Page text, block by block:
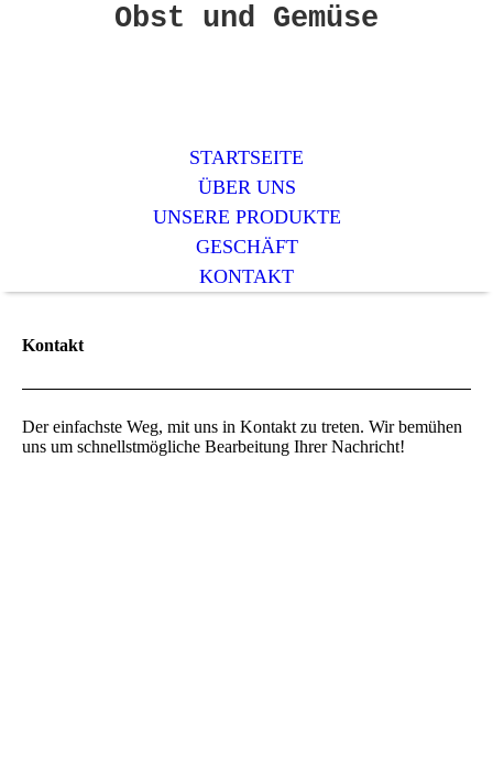
Obst und Gemüse
STARTSEITE
ÜBER UNS
UNSERE PRODUKTE
GESCHÄFT
KONTAKT
Kontakt
Der einfachste Weg, mit uns in Kontakt zu treten. Wir bemühen
uns um schnellstmögliche Bearbeitung Ihrer Nachricht!